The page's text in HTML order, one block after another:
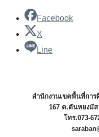
Facebook
X
Line
สำนักงานเขตพื้นที่การ
167 ต.ตันหยงมัส
โทร.073-